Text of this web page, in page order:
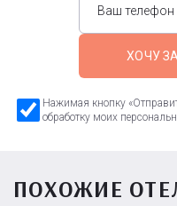
ХОЧУ
Нажимая кнопку
обработку моих
ПОХОЖИЕ